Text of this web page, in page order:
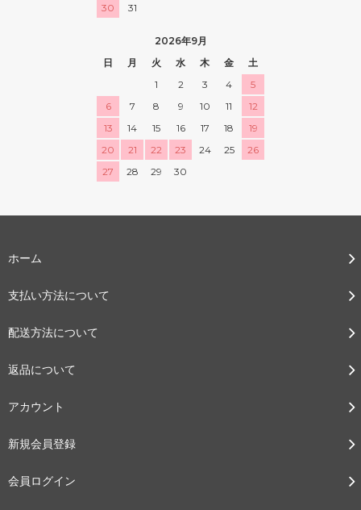
30
31
2026年9月
日
月 火 水 木 金
土
1
2 3 4
5
6
7 8 9 10 11
12
13
14 15 16 17 18
19
20
21 22 23 24 25
26
27
28 29 30
ホーム
支払い方法について
配送方法について
返品について
アカウント
新規会員登録
会員ログイン